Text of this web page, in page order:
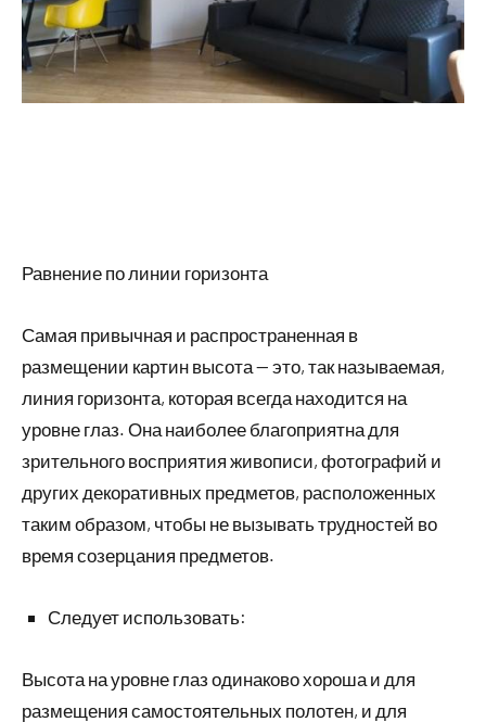
Равнение по линии горизонта
Самая привычная и распространенная в
размещении картин высота — это, так называемая,
линия горизонта, которая всегда находится на
уровне глаз. Она наиболее благоприятна для
зрительного восприятия живописи, фотографий и
других декоративных предметов, расположенных
таким образом, чтобы не вызывать трудностей во
время созерцания предметов.
Следует использовать:
Высота на уровне глаз одинаково хороша и для
размещения самостоятельных полотен, и для